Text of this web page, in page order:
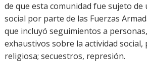
de que esta comunidad fue sujeto
social por parte de las Fuerzas
que incluyó seguimientos a
exhaustivos sobre la actividad
religiosa; secuestros, represión.